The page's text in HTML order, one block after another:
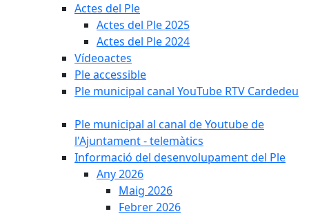
Actes del Ple
Actes del Ple 2025
Actes del Ple 2024
Vídeoactes
Ple accessible
Ple municipal canal YouTube RTV Cardedeu
Ple municipal al canal de Youtube de
l'Ajuntament - telemàtics
Informació del desenvolupament del Ple
Any 2026
Maig 2026
Febrer 2026